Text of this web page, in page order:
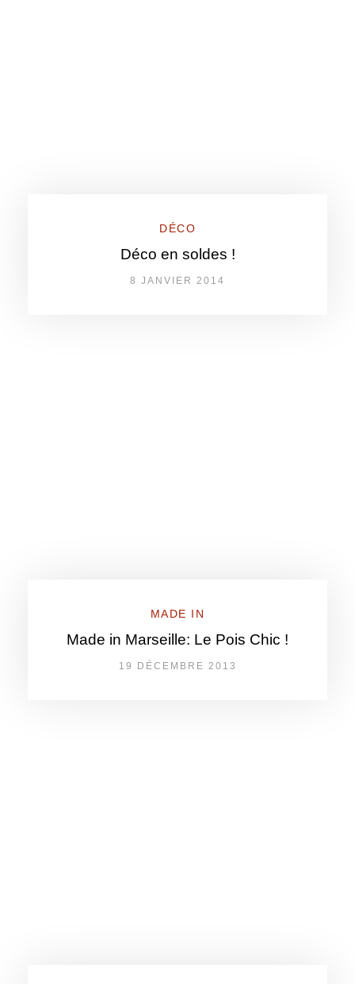
DÉCO
Déco en soldes !
8 JANVIER 2014
MADE IN
Made in Marseille: Le Pois Chic !
19 DÉCEMBRE 2013